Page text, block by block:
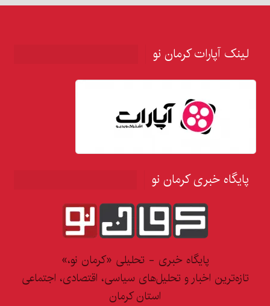
لینک آپارات کرمان نو
پایگاه خبری کرمان نو
پایگاه خبری - تحلیلی «کرمان نو،»
تازه‌ترین اخبار و تحلیل‌های سیاسی، اقتصادی، اجتماعی
استان کرمان